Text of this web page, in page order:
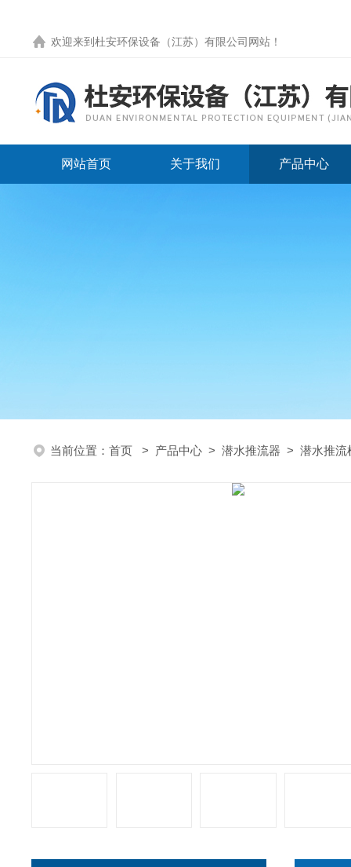
欢迎来到 杜安环保设备（江苏）有限公司网站 ！
网站首页 关于我们 产品中心
当前位置： 首页 > 产品中心 > 潜水推流器 > 潜水推流